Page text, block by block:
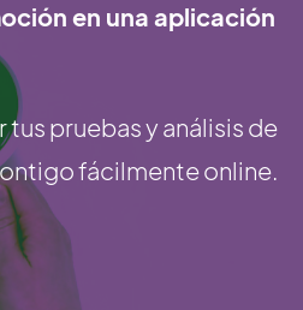
en una aplicación
pruebas y análisis de
fácilmente online.